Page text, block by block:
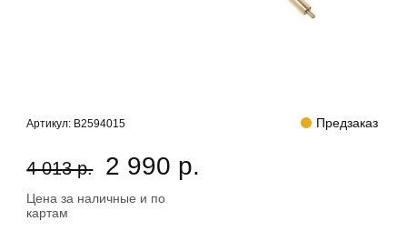
Артикул: B2594015 Предзаказ
4 013 р. 2 990 р.
Цена за наличные и по
картам